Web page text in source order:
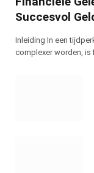
Succesvol
Inleiding In een
complexer worden,